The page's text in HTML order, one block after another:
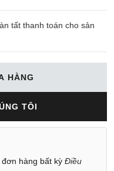
tất thanh toán cho sản
HÀNG
TÔI
hàng bất kỳ Điều